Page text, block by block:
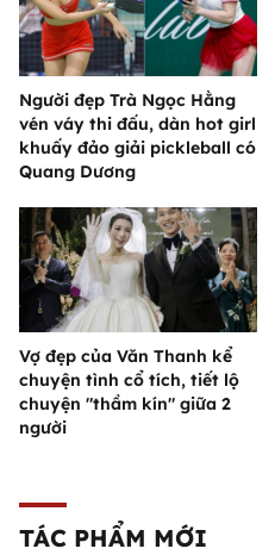
Người đẹp Trà Ngọc Hằng
vén váy thi đấu, dàn hot girl
khuấy đảo giải pickleball có
Quang Dương
Vợ đẹp của Văn Thanh kể
chuyện tình cổ tích, tiết lộ
chuyện "thầm kín" giữa 2
người
TÁC PHẨM MỚI